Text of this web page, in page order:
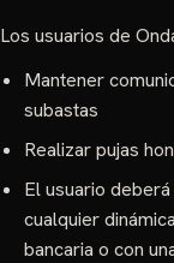
Los usuarios de
Mantener
subastas
Realizar pujas
El usuario
cualquier
bancaria o con